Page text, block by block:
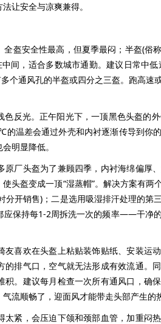
让安全与凉爽兼得。
安全性最高，但夏季最闷；半盔(俗称
间，适合多数城市通勤。建议日常中
个通风孔的半盔或四分之三盔。跑高速
反光。正午阳光下，一顶黑色头盔的
温差会通过外壳和内衬逐渐传导到你
明显降低。
厂头盔为了兼顾四季，内衬海绵偏厚、
头盔变成一顶“湿蒸帽”。解决方案有两
分开销售)；二是选用吸湿排汗处理的第
应保持每1-2周拆洗一次的频率——干净
喜欢在头盔上粘贴装饰贴纸、安装运
排气口，空气就无法形成有效流通。
积。建议每月检查一次所有通风口，确
流顺畅了，迎面风才能带走头部产生的
紧，会压迫下颌和颈部血管，加重闷